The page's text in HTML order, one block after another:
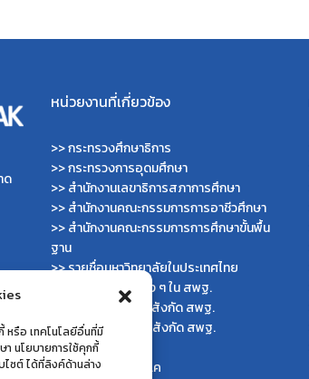
หรือ เทคโนโลยีอื่นที่มี
นโยบายการใช้คุกกี้
ไซต์ ได้ที่ลิงค์ด้านล่าง
ด
หน่วยงานที่เกี่ยวข้อง
>>กระทรวงศึกษาธิการ
>>กระทรวงการอุดมศึกษา
>>สำนักงานเลขาธิการสภาการศึกษา
>>สำนักงานคณะกรรมการการอาชีวศึกษา
>>สำนักงานคณะกรรมการการศึกษาขั้นพื้น
ฐาน
>>รายชื่อมหาวิทยาลัยในประเทศไทย
เว็บไซต์สำนักต่าง ๆ ใน สพฐ.
เว็บไซต์ สพม. ในสังกัด สพฐ.
>>เว็บไซต์ สพป. ในสังกัด สพฐ.
>>กรมบัญชีกลาง
>>สำนักงาน ส.ก.ส.ค